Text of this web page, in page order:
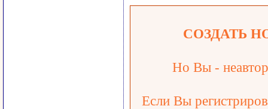
СОЗДАТЬ
Но Вы -
Если Вы